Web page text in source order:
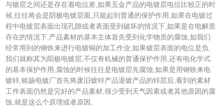
与镀层之间还是存在着电位差,如果五金产品的电镀层电位比较正的时
候,往往将会是阴极电镀层面,只能起到普通的保护作用,如果在电镀过
程中电镀层表面出现孔隙或者表面受到破坏的情况下,如果是在电解质
存在的情况下,产品素材的基本主体首先受到化学物质的腐蚀,如我们
经常用到的钢铁来进行电镀铜的加工作业;如果镀层表面的电位是负,
我们就称其为阳极电镀层,不仅有机械的普通保护作用,还有电化学式
的基本保护作用,腐蚀的时候往往是电镀层先腐蚀,如果是用钢铁来电
镀锌,铭扬电镀厂首先将废旧镀锌产品退镀产品的锌层后,看到的素材
工件表面仍然是完好的产品素材,很少受到天气因素或者其他原因的腐
蚀,就是这么个原理或者原因。